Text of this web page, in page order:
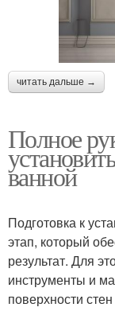
читать дальше →
Полное
ванной
Подготовка к
этап, который
результат. Для
инструменты и
поверхности